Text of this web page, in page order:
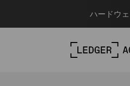
ハードウ